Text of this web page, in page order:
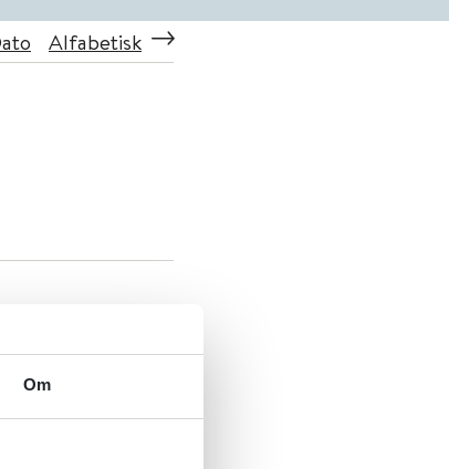
Om
Alfabetisk